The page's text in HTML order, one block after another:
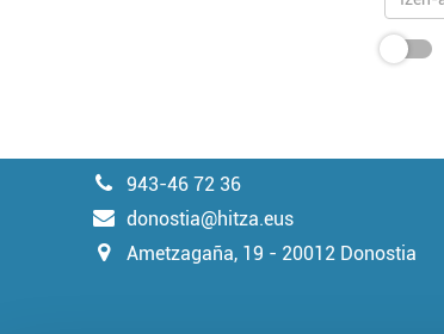
943-46 72 36
donostia@hitza.eus
Ametzagaña, 19 - 20012 Donostia